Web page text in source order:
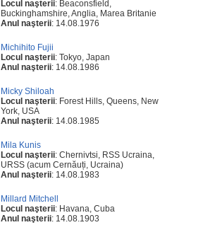
Locul naşterii: Beaconsfield,
Buckinghamshire, Anglia, Marea Britanie
Anul naşterii: 14.08.1976
Michihito Fujii
Locul naşterii: Tokyo, Japan
Anul naşterii: 14.08.1986
Micky Shiloah
Locul naşterii: Forest Hills, Queens, New
York, USA
Anul naşterii: 14.08.1985
Mila Kunis
Locul naşterii: Chernivtsi, RSS Ucraina,
URSS (acum Cernăuți, Ucraina)
Anul naşterii: 14.08.1983
Millard Mitchell
Locul naşterii: Havana, Cuba
Anul naşterii: 14.08.1903